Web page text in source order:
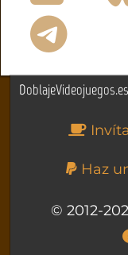
Haz
© 2012-